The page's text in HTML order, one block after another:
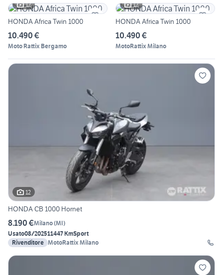
12
HONDA Africa Twin 1000
10.490 €
Moto Rattix Bergamo
12
HONDA Africa Twin 1000
10.490 €
MotoRattix Milano
12
HONDA CB 1000 Hornet
8.190 €Milano(MI)
Usato08/202511447 KmSport
Rivenditore MotoRattix Milano